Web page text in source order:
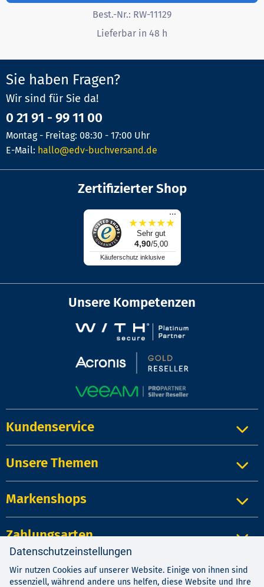
Best.-Nr.: RW-11129
Lieferbar in 48 h
Sie haben Fragen?
Wir sind für Sie da!
0 21 91 - 99 11 00
Montag - Freitag: 08:30 - 17:00 Uhr
E-Mail: hallo@edv-buchversand.de
Zertifizierter Shop
...
★★★★★
Sehr gut
4,90/5,00
Käuferschutz inklusive
Unsere Kompetenzen
Kundenservice
Unsere Themen
Markenshops
Zahlungsarten
Impressum | Kontakt|
Datenschutz
Datenschutzeinstellungen
Wir nutzen Cookies auf unserer Website. Einige von ihnen sind
essenziell, während andere uns helfen, diese Website und Ihre